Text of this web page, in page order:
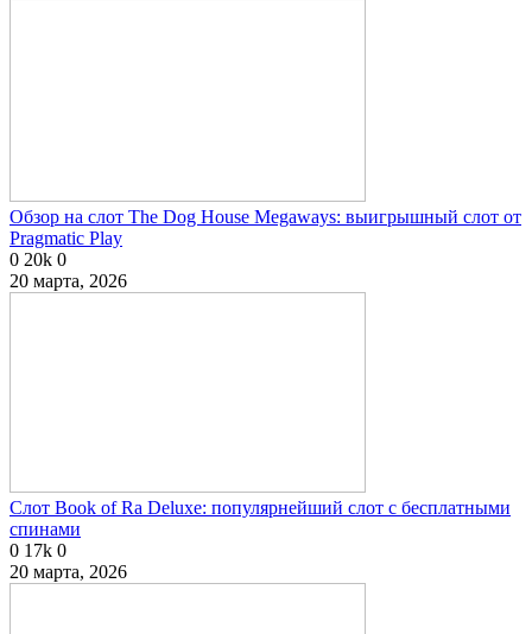
Обзор на слот The Dog House Megaways: выигрышный слот от
Pragmatic Play
0 20k 0
20 марта, 2026
Слот Book of Ra Deluxe: популярнейший слот с бесплатными
спинами
0 17k 0
20 марта, 2026